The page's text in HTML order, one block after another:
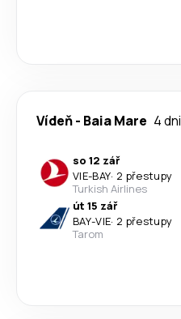
Vídeň- Baia Mare 4 dni
so 12 zář
VIE-BAY· 2 přestupy
Turkish Airlines
út 15 zář
BAY-VIE· 2 přestupy
Tarom